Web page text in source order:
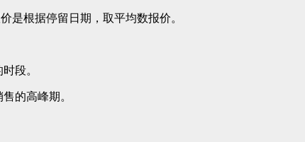
是根据停留日期，取平均数报价。
段。
的高峰期。